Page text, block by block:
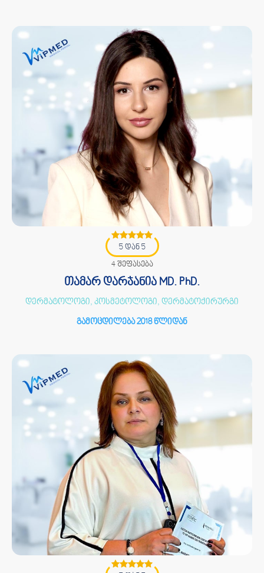
5 დან 5
4 შეფასება
თამარ დარჯანია MD. PhD.
დერმატოლოგი, კოსმეტოლოგი, დერმატოქირურგი
გამოცდილება 2018 წლიდან